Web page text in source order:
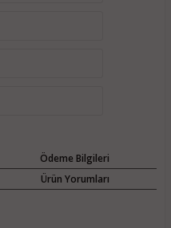
Ödeme Bilgileri
Ürün Yorumları